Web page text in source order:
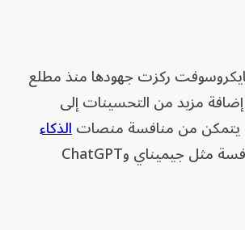
ركزت جهودها منذ مطلع
إضافة مزيد من التحسينات إلى
يتمكن من منافسة منصاتالذكاء
المنافسة مثل جيميناي وChatGPT